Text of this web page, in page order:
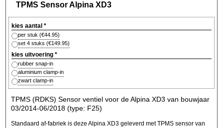
TPMS Sensor Alpina XD3
kies aantal *
per stuk (€44.95)
set 4 stuks (€149.95)
kies uitvoering *
rubber snap-in
aluminium clamp-in
zwart clamp-in
TPMS (RDKS) Sensor ventiel voor de Alpina XD3 van bouwjaar
03/2014-06/2018 (type: F25)
Standaard af-fabriek is deze Alpina XD3 geleverd met TPMS sensor van